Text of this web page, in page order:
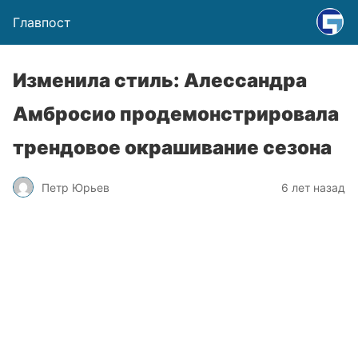
Главпост
Изменила стиль: Алессандра
Амбросио продемонстрировала
трендовое окрашивание сезона
Петр Юрьев 6 лет назад